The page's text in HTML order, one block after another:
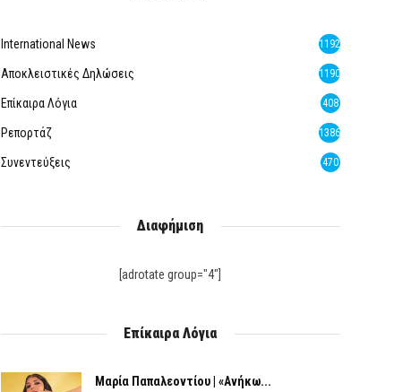
International News 1192
Αποκλειστικές Δηλώσεις 1190
Επίκαιρα Λόγια 408
Ρεπορτάζ 1386
Συνεντεύξεις 470
Διαφήμιση
[adrotate group="4"]
Επίκαιρα Λόγια
Μαρία Παπαλεοντίου | «Ανήκω...